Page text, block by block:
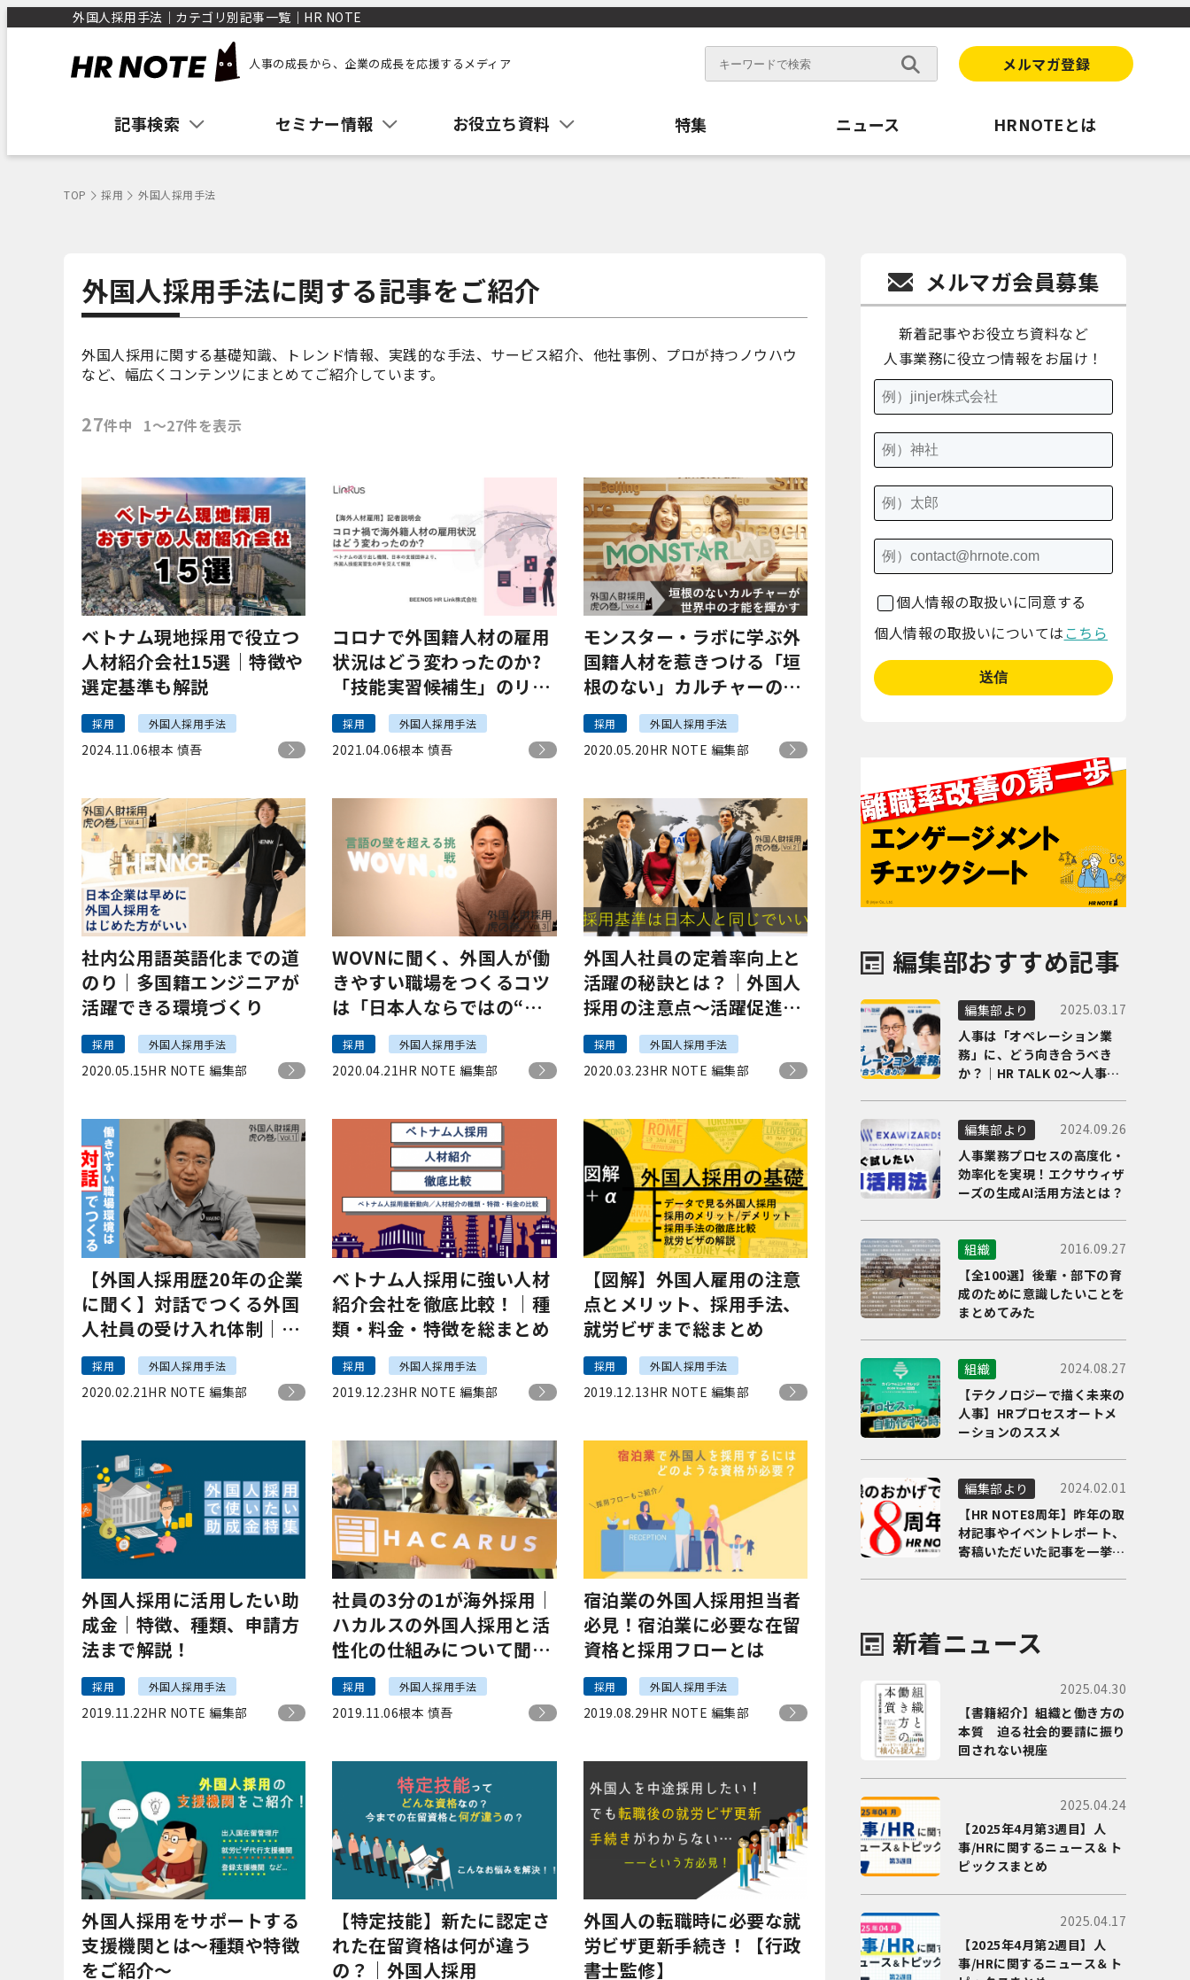
外国人採用手法｜カテゴリ別記事一覧｜HR NOTE
人事の成長から、企業の成長を応援するメディア メルマガ登録
記事検索 セミナー情報 お役立ち資料 特集 ニュース HRNOTEとは
TOP 採用 外国人採用手法
外国人採用手法に関する記事をご紹介
外国人採用に関する基礎知識、トレンド情報、実践的な手法、サービス紹介、他社事例、プロが持つノウハウ
など、幅広くコンテンツにまとめてご紹介しています。
27件中 1〜27件を表示
ベトナム現地採用で役立つ
人材紹介会社15選｜特徴や
選定基準も解説
採用 外国人採用手法
2024.11.06根本 慎吾
コロナで外国籍人材の雇用
状況はどう変わったのか?
「技能実習候補生」のリア
ル採用 外国人採用手法
2021.04.06根本 慎吾
モンスター・ラボに学ぶ外
国籍人材を惹きつける「垣
根のない」カルチャーの作
り方
採用 外国人採用手法
2020.05.20HR NOTE 編集部
社内公用語英語化までの道
のり｜多国籍エンジニアが
活躍できる環境づくり
採用 外国人採用手法
2020.05.15HR NOTE 編集部
WOVNに聞く、外国人が働
きやすい職場をつくるコツ
は「日本人ならではの“小
さな心遣い”」
採用 外国人採用手法
2020.04.21HR NOTE 編集部
外国人社員の定着率向上と
活躍の秘訣とは？｜外国人
採用の注意点～活躍促進の
取り組みをご紹介！
採用 外国人採用手法
2020.03.23HR NOTE 編集部
【外国人採用歴20年の企業
に聞く】対話でつくる外国
人社員の受け入れ体制｜現
場からの声もご紹介
採用 外国人採用手法
2020.02.21HR NOTE 編集部
ベトナム人採用に強い人材
紹介会社を徹底比較！｜種
類・料金・特徴を総まとめ
採用 外国人採用手法
2019.12.23HR NOTE 編集部
【図解】外国人雇用の注意
点とメリット、採用手法、
就労ビザまで総まとめ
採用 外国人採用手法
2019.12.13HR NOTE 編集部
外国人採用に活用したい助
成金｜特徴、種類、申請方
法まで解説！
採用 外国人採用手法
2019.11.22HR NOTE 編集部
社員の3分の1が海外採用｜
ハカルスの外国人採用と活
性化の仕組みについて聞い
てみた
採用 外国人採用手法
2019.11.06根本 慎吾
宿泊業の外国人採用担当者
必見！宿泊業に必要な在留
資格と採用フローとは
採用 外国人採用手法
2019.08.29HR NOTE 編集部
外国人採用をサポートする
支援機関とは～種類や特徴
をご紹介～
【特定技能】新たに認定さ
れた在留資格は何が違う
の？｜外国人採用
外国人の転職時に必要な就
労ビザ更新手続き！【行政
書士監修】
メルマガ会員募集
新着記事やお役立ち資料など
人事業務に役立つ情報をお届け！
個人情報の取扱いに同意する
個人情報の取扱いについては こちら
編集部おすすめ記事
編集部より
2025.03.17
人事は「オペレーション業
務」に、どう向き合うべき
か？｜HR TALK 02～人事DX
編集部より
2024.09.26
人事業務プロセスの高度化・
効率化を実現！エクサウィザ
ーズの生成AI活用方法とは？
組織
2016.09.27
【全100選】後輩・部下の育
成のために意識したいことを
まとめてみた
組織
2024.08.27
【テクノロジーで描く未来の
人事】HRプロセスオートメ
ーションのススメ
編集部より
2024.02.01
【HR NOTE8周年】昨年の取
材記事やイベントレポート、
寄稿いただいた記事を一挙に
新着ニュース
2025.04.30
【書籍紹介】組織と働き方の
本質 迫る社会的要請に振り
回されない視座
2025.04.24
【2025年4月第3週目】人
事/HRに関するニュース＆ト
ピックスまとめ
2025.04.17
【2025年4月第2週目】人
事/HRに関するニュース＆ト